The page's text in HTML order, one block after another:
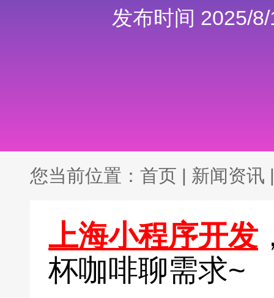
发布时间 2025/
您当前位置： 首页 | 新闻资讯 |
上海小程序开发
杯咖啡聊需求~